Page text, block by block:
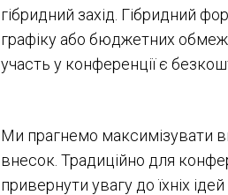
гібридний захід. Гібридний
графіку або бюджетних
участь у конференції є
Ми прагнемо максимізувати
внесок. Традиційно для
привернути увагу до їхніх